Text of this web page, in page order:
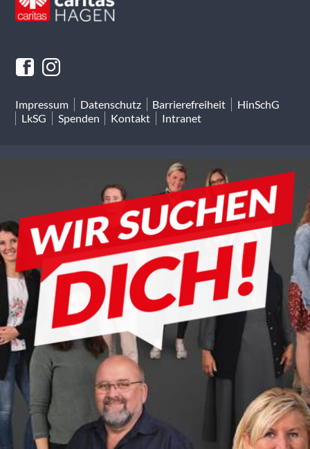
Impressum Datenschutz Barrierefreiheit
HinSchG
LkSG
Spenden Kontakt Intranet